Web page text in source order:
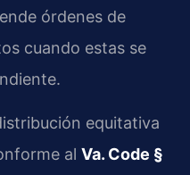
órdenes de
cuando estas se
equitativa
al Va. Code §